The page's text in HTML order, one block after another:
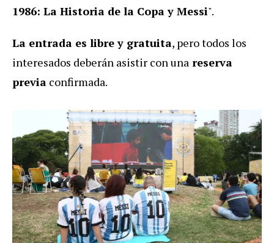
1986: La Historia de la Copa y Messi".
La entrada es libre y gratuita, pero todos los
interesados deberán asistir con una reserva
previa confirmada.